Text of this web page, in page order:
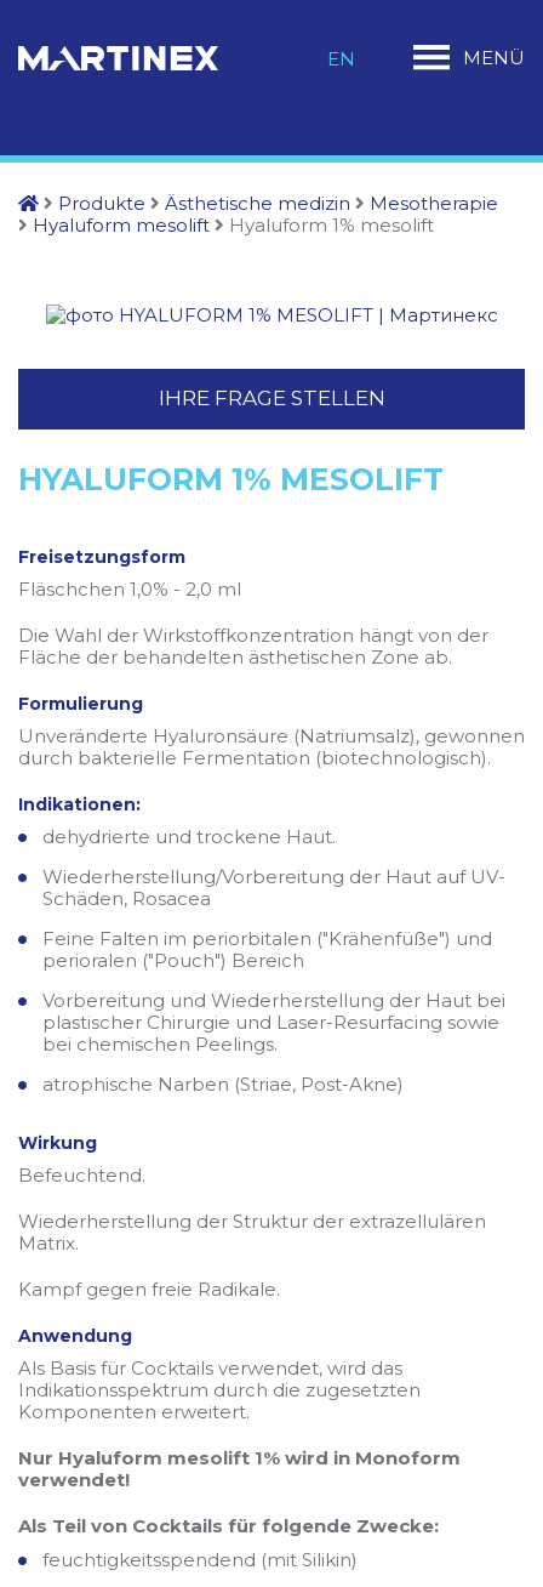
EN MENÜ
Produkte Ästhetische medizin
Mesotherapie
Hyaluform mesolift
Hyaluform 1% mesolift
IHRE FRAGE STELLEN
HYALUFORM 1% MESOLIFT
Freisetzungsform
Fläschchen 1,0% - 2,0 ml
Die Wahl der Wirkstoffkonzentration hängt von der
Fläche der behandelten ästhetischen Zone ab.
Formulierung
Unveränderte Hyaluronsäure (Natriumsalz), gewonnen
durch bakterielle Fermentation (biotechnologisch).
Indikationen:
dehydrierte und trockene Haut.
Wiederherstellung/Vorbereitung der Haut auf UV-
Schäden, Rosacea
Feine Falten im periorbitalen ("Krähenfüße") und
perioralen ("Pouch") Bereich
Vorbereitung und Wiederherstellung der Haut bei
plastischer Chirurgie und Laser-Resurfacing sowie
bei chemischen Peelings.
atrophische Narben (Striae, Post-Akne)
Wirkung
Befeuchtend.
Wiederherstellung der Struktur der extrazellulären
Matrix.
Kampf gegen freie Radikale.
Anwendung
Als Basis für Cocktails verwendet, wird das
Indikationsspektrum durch die zugesetzten
Komponenten erweitert.
Nur Hyaluform mesolift 1% wird in Monoform
verwendet!
Als Teil von Cocktails für folgende Zwecke:
feuchtigkeitsspendend (mit Silikin)